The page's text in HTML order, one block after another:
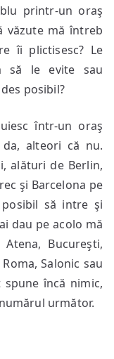
printr-un oraş
văzute mă întreb
îi plictisesc? Le
să le evite sau
posibil?
într-un oraş
alteori că nu.
alături de Berlin,
şi Barcelona pe
să intre şi
dau pe acolo mă
Bucureşti,
Salonic sau
spune încă nimic,
următor.